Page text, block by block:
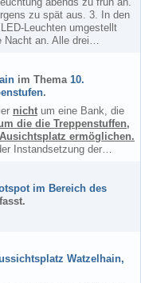
zu spät aus. 3. In den
Leuchten umgestellt
Nacht an. Alle drei…
im Thema 10.
.
nicht um eine Bank, die
die die Treppenstuffen,
ermöglichen.
Instandsetzung der…
im Bereich des
Watzelhain,